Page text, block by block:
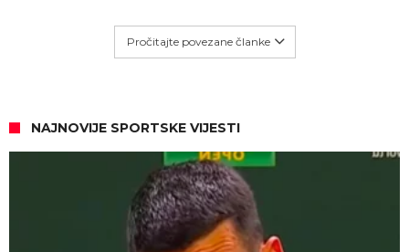
Pročitajte povezane članke
NAJNOVIJE SPORTSKE VIJESTI